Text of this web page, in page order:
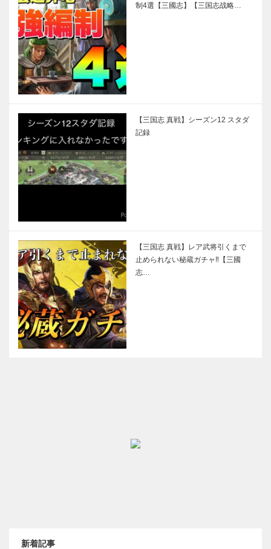
制4選【三國志】【三国志战略…
【三国志 真戦】シーズン12 スタダ
記録
【三国志 真戦】レア武将引くまで
止められない秘蔵ガチャ‼【三國
志…
新着記事